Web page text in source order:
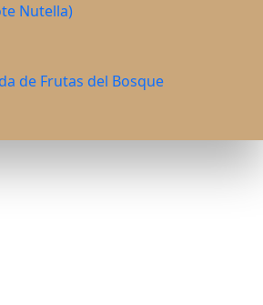
Nutella)
de Frutas del Bosque